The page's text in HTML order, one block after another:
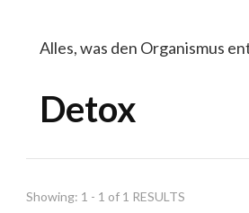
Alles, was den Organismus
Detox
Showing: 1 - 1 of 1 RESULTS